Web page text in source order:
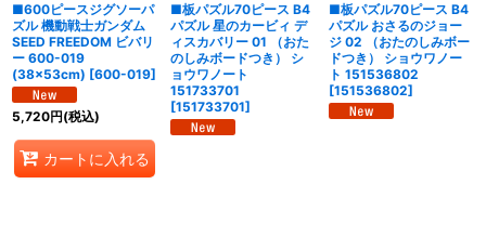
■600ピースジグソーパ
ズル 機動戦士ガンダム
SEED FREEDOM ビバリ
ー 600-019
(38×53cm) [600-019]
5,720円(税込)
カートに入れる
■板パズル70ピース B4
パズル 星のカービィ デ
ィスカバリー 01 （おた
のしみボードつき） シ
ョウワノート
151733701
[151733701]
■板パズル70ピース B4
パズル おさるのジョー
ジ 02 （おたのしみボー
ドつき） ショウワノー
ト 151536802
[151536802]